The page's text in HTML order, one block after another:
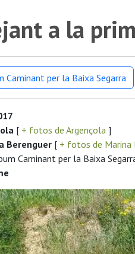
a la
Caminant per la Baixa Segarra
[ + fotos de Argençola ]
Berenguer [ + fotos de Marina
Caminant per la Baixa